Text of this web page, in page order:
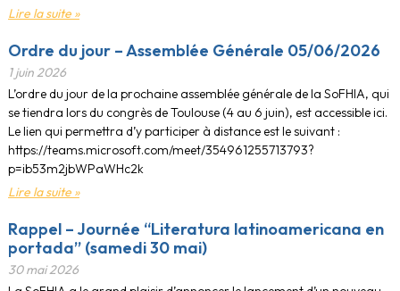
Lire la suite »
Ordre du jour – Assemblée Générale 05/06/2026
1 juin 2026
L’ordre du jour de la prochaine assemblée générale de la SoFHIA, qui
se tiendra lors du congrès de Toulouse (4 au 6 juin), est accessible ici.
Le lien qui permettra d’y participer à distance est le suivant :
https://teams.microsoft.com/meet/354961255713793?
p=ib53m2jbWPaWHc2k
Lire la suite »
Rappel – Journée “Literatura latinoamericana en
portada” (samedi 30 mai)
30 mai 2026